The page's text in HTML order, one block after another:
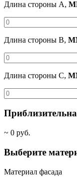
Длина стороны A,
Длина стороны B,
Длина стороны C,
~ 0 руб.
Выберите
Материал фасада